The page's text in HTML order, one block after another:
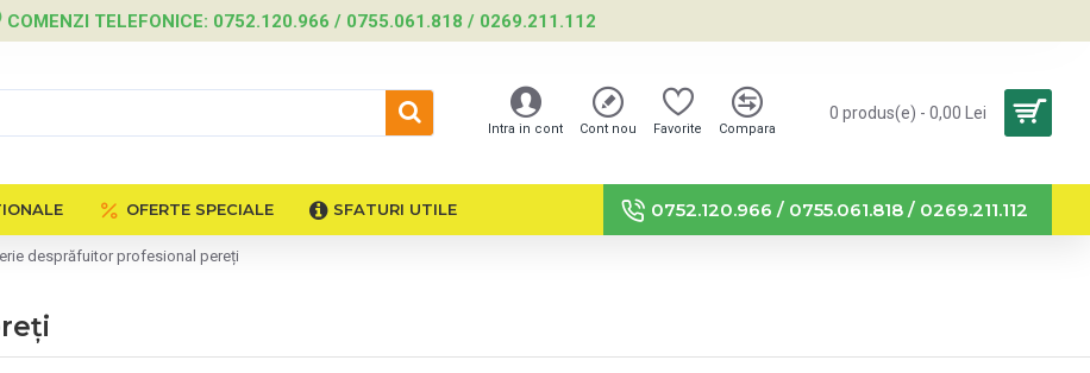
COMENZI TELEFONICE: 0752.120.966 / 0755.061.818 / 0269.211.112
Intra in cont Cont nou Favorite Compara
0 produs(e) - 0,00 Lei
OFERTE SPECIALE SFATURI UTILE 0752.120.966 / 0755.061.818 / 0269.211.112
desprăfuitor profesional pereți